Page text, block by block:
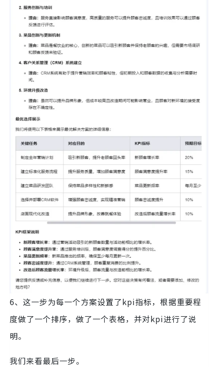
6、这一步为每一个方案设置了kpi指标，根据重要程
度做了一个排序，做了一个表格，并对kpi进行了说
明。
我们来看最后一步。